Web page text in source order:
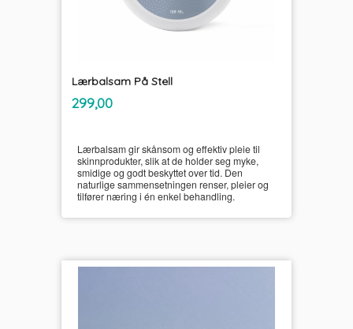
Lærbalsam På Stell
Pris
299,00mva.
Lærbalsam gir skånsom og effektiv pleie til
skinnprodukter, slik at de holder seg myke,
smidige og godt beskyttet over tid. Den
naturlige sammensetningen renser, pleier og
tilfører næring i én enkel behandling.